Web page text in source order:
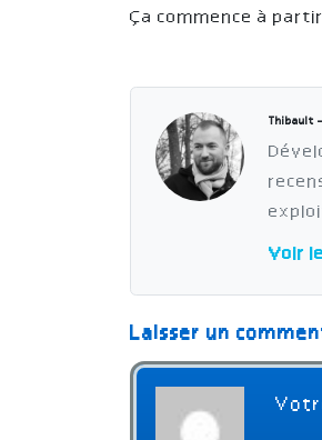
Ça commence à
Thibault
Voir
Laisser un